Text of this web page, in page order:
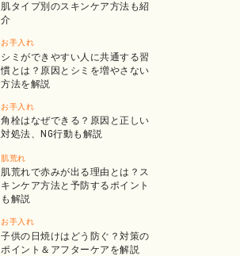
肌タイプ別のスキンケア方法も紹
介
お手入れ
シミができやすい人に共通する習
慣とは？原因とシミを増やさない
方法を解説
お手入れ
角栓はなぜできる？原因と正しい
対処法、NG行動も解説
肌荒れ
肌荒れで赤みが出る理由とは？ス
キンケア方法と予防するポイント
も解説
お手入れ
子供の日焼けはどう防ぐ？対策の
ポイント＆アフターケアを解説